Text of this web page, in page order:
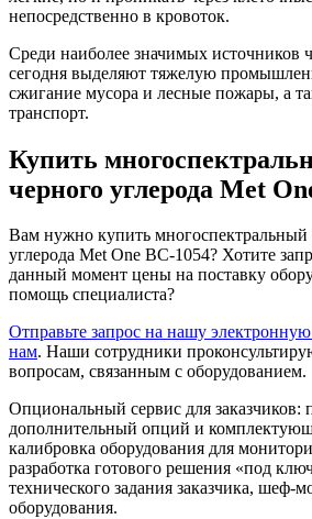
непосредственно в кровоток.
Среди наиболее значимых источников
сегодня выделяют тяжелую
сжигание мусора и лесные пожары, а
транспорт.
Купить
черного углерода Met
Вам нужно купить многоспектральный
углерода Met One BC-1054? Хотите
данный момент цены на поставку
помощь специалиста?
Отправьте запрос на нашу
нам. Наши сотрудники
вопросам, связанным с оборудованием.
Опциональный сервис для заказчиков:
дополнительный опций и
калибровка оборудования для
разработка готового решения «под
технического задания заказчика, шеф-
оборудования.